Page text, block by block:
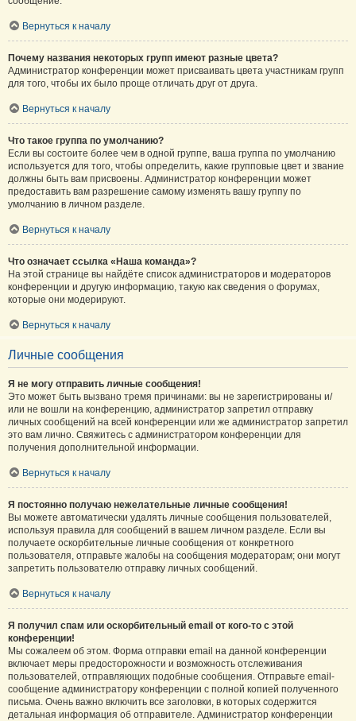
Вернуться к началу
Почему названия некоторых групп имеют разные цвета?
Администратор конференции может присваивать цвета участникам групп
для того, чтобы их было проще отличать друг от друга.
Вернуться к началу
Что такое группа по умолчанию?
Если вы состоите более чем в одной группе, ваша группа по умолчанию
используется для того, чтобы определить, какие групповые цвет и звание
должны быть вам присвоены. Администратор конференции может
предоставить вам разрешение самому изменять вашу группу по
умолчанию в личном разделе.
Вернуться к началу
Что означает ссылка «Наша команда»?
На этой странице вы найдёте список администраторов и модераторов
конференции и другую информацию, такую как сведения о форумах,
которые они модерируют.
Вернуться к началу
Личные сообщения
Я не могу отправить личные сообщения!
Это может быть вызвано тремя причинами: вы не зарегистрированы и/
или не вошли на конференцию, администратор запретил отправку
личных сообщений на всей конференции или же администратор запретил
это вам лично. Свяжитесь с администратором конференции для
получения дополнительной информации.
Вернуться к началу
Я постоянно получаю нежелательные личные сообщения!
Вы можете автоматически удалять личные сообщения пользователей,
используя правила для сообщений в вашем личном разделе. Если вы
получаете оскорбительные личные сообщения от конкретного
пользователя, отправьте жалобы на сообщения модераторам; они могут
запретить пользователю отправку личных сообщений.
Вернуться к началу
Я получил спам или оскорбительный email от кого-то с этой
конференции!
Мы сожалеем об этом. Форма отправки email на данной конференции
включает меры предосторожности и возможность отслеживания
пользователей, отправляющих подобные сообщения. Отправьте email-
сообщение администратору конференции с полной копией полученного
письма. Очень важно включить все заголовки, в которых содержится
детальная информация об отправителе. Администратор конференции